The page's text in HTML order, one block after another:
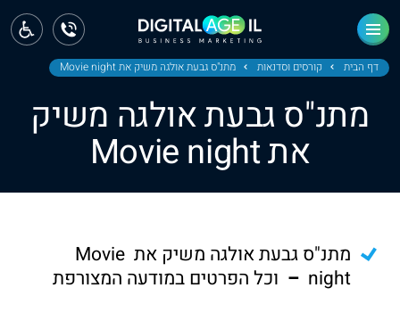
דף הבית קורסים וסדנאות מתנ"ס גבעת אולגה משיק את Movie night
מתנ"ס גבעת אולגה משיק
את Movie night
מתנ"ס גבעת אולגה משיק את Movie
night
– וכל הפרטים במודעה המצורפת
ראשי
חדשות
מחוז צפון
מחוז חיפה
מחוז מרכז
ירושלים